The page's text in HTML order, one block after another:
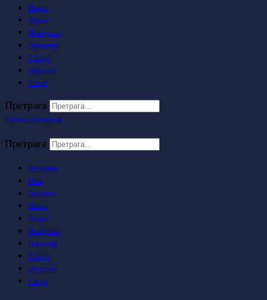
Пирот
Врање
Прокупље
Најновије
Србија
Друштво
Спорт
Претрага
Facebook Instagram
Претрага
Насловна
Ниш
Лесковац
Пирот
Врање
Прокупље
Најновије
Србија
Друштво
Спорт